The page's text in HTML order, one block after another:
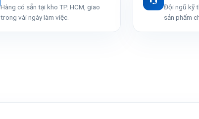
Hàng có sẵn tại kho TP. HCM, giao
trong vài ngày làm việc.
Đội ngũ kỹ
sản phẩm